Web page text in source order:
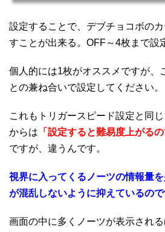
設定することで、デブチョコボの
すことが出来る。OFF～4枚まで設
個人的には1枚がオススメですが、
との兼ね合いで設定してください。
これもトリガースピード設定と同
からは 「設定すると難易度上がるの
ですが、違うんです。
視界に入ってくるノーツの情報量
が混乱しないように抑えているので
画面の中に多くノーツが表示され